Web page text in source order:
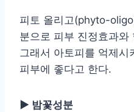
피토 올리고(phyto-
분으로 피부 진정효과와
그래서 아토피를 억제시
피부에 좋다고 한다.
▶ 밤꽃성분